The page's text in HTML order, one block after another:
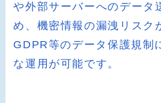
や外部サーバーへのデータ
め、機密情報の漏洩リスク
GDPR等のデータ保護規制
な運用が可能です。